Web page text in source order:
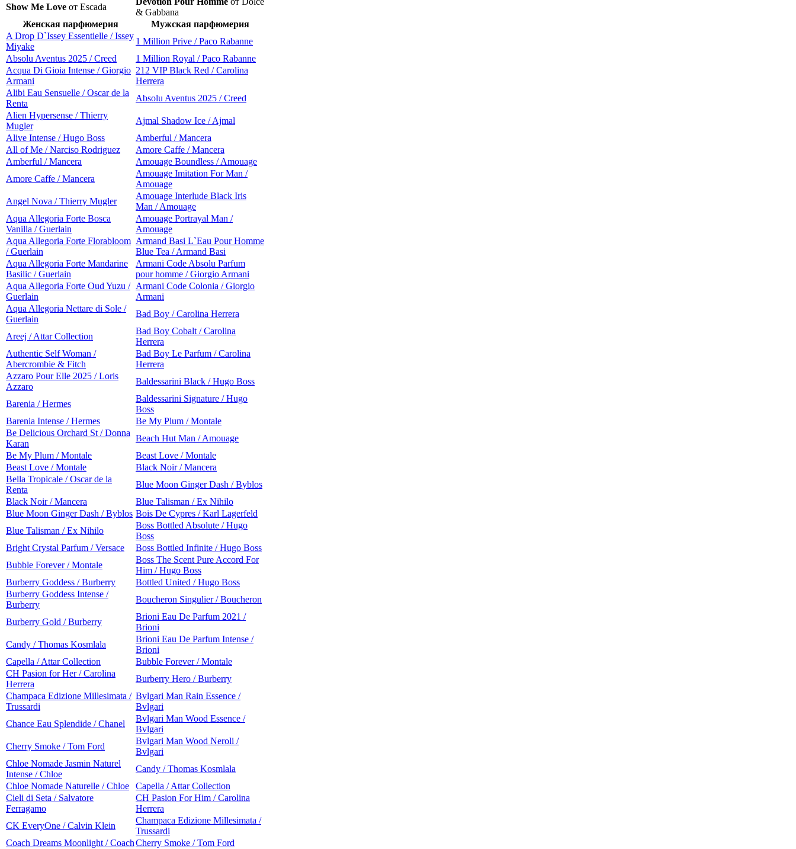
Show Me Love от Escada
& Gabbana
Женская парфюмерия
Мужская парфюмерия
A Drop D`Issey Essentielle / Issey
Miyake
1 Million Prive / Paco Rabanne
Absolu Aventus 2025 / Creed
1 Million Royal / Paco Rabanne
Acqua Di Gioia Intense / Giorgio
Armani
212 VIP Black Red / Carolina
Herrera
Alibi Eau Sensuelle / Oscar de la
Renta
Absolu Aventus 2025 / Creed
Alien Hypersense / Thierry
Mugler
Ajmal Shadow Ice / Ajmal
Alive Intense / Hugo Boss
Amberful / Mancera
All of Me / Narciso Rodriguez
Amore Caffe / Mancera
Amberful / Mancera
Amouage Boundless / Amouage
Amore Caffe / Mancera
Amouage Imitation For Man /
Amouage
Angel Nova / Thierry Mugler
Amouage Interlude Black Iris
Man / Amouage
Aqua Allegoria Forte Bosca
Vanilla / Guerlain
Amouage Portrayal Man /
Amouage
Aqua Allegoria Forte Florabloom
/ Guerlain
Armand Basi L`Eau Pour Homme
Blue Tea / Armand Basi
Aqua Allegoria Forte Mandarine
Basilic / Guerlain
Armani Code Absolu Parfum
pour homme / Giorgio Armani
Aqua Allegoria Forte Oud Yuzu /
Guerlain
Armani Code Colonia / Giorgio
Armani
Aqua Allegoria Nettare di Sole /
Guerlain
Bad Boy / Carolina Herrera
Areej / Attar Collection
Bad Boy Cobalt / Carolina
Herrera
Authentic Self Woman /
Abercrombie & Fitch
Bad Boy Le Parfum / Carolina
Herrera
Azzaro Pour Elle 2025 / Loris
Azzaro
Baldessarini Black / Hugo Boss
Barenia / Hermes
Baldessarini Signature / Hugo
Boss
Barenia Intense / Hermes
Be My Plum / Montale
Be Delicious Orchard St / Donna
Karan
Beach Hut Man / Amouage
Be My Plum / Montale
Beast Love / Montale
Beast Love / Montale
Black Noir / Mancera
Bella Tropicale / Oscar de la
Renta
Blue Moon Ginger Dash / Byblos
Black Noir / Mancera
Blue Talisman / Ex Nihilo
Blue Moon Ginger Dash / Byblos Bois De Cypres / Karl Lagerfeld
Blue Talisman / Ex Nihilo
Boss Bottled Absolute / Hugo
Boss
Bright Crystal Parfum / Versace
Boss Bottled Infinite / Hugo Boss
Bubble Forever / Montale
Boss The Scent Pure Accord For
Him / Hugo Boss
Burberry Goddess / Burberry
Bottled United / Hugo Boss
Burberry Goddess Intense /
Burberry
Boucheron Singulier / Boucheron
Burberry Gold / Burberry
Brioni Eau De Parfum 2021 /
Brioni
Candy / Thomas Kosmlala
Brioni Eau De Parfum Intense /
Brioni
Capella / Attar Collection
Bubble Forever / Montale
CH Pasion for Her / Carolina
Herrera
Burberry Hero / Burberry
Champaca Edizione Millesimata /
Trussardi
Bvlgari Man Rain Essence /
Bvlgari
Chance Eau Splendide / Chanel
Bvlgari Man Wood Essence /
Bvlgari
Cherry Smoke / Tom Ford
Bvlgari Man Wood Neroli /
Bvlgari
Chloe Nomade Jasmin Naturel
Intense / Chloe
Candy / Thomas Kosmlala
Chloe Nomade Naturelle / Chloe
Capella / Attar Collection
Cieli di Seta / Salvatore
Ferragamo
CH Pasion For Him / Carolina
Herrera
CK EveryOne / Calvin Klein
Champaca Edizione Millesimata /
Trussardi
Coach Dreams Moonlight / CoachCherry Smoke / Tom Ford